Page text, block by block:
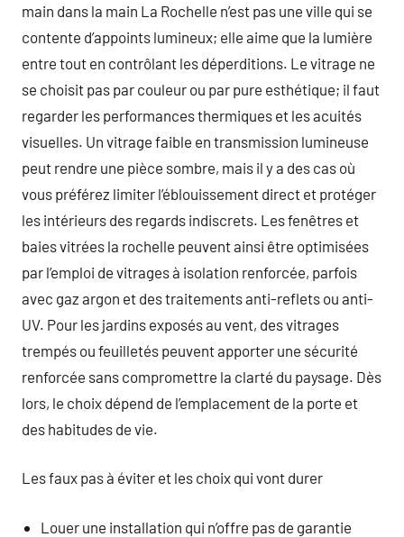
main dans la main La Rochelle n’est pas une ville qui se
contente d’appoints lumineux; elle aime que la lumière
entre tout en contrôlant les déperditions. Le vitrage ne
se choisit pas par couleur ou par pure esthétique; il faut
regarder les performances thermiques et les acuités
visuelles. Un vitrage faible en transmission lumineuse
peut rendre une pièce sombre, mais il y a des cas où
vous préférez limiter l’éblouissement direct et protéger
les intérieurs des regards indiscrets. Les fenêtres et
baies vitrées la rochelle peuvent ainsi être optimisées
par l’emploi de vitrages à isolation renforcée, parfois
avec gaz argon et des traitements anti-reflets ou anti-
UV. Pour les jardins exposés au vent, des vitrages
trempés ou feuilletés peuvent apporter une sécurité
renforcée sans compromettre la clarté du paysage. Dès
lors, le choix dépend de l’emplacement de la porte et
des habitudes de vie.
Les faux pas à éviter et les choix qui vont durer
Louer une installation qui n’offre pas de garantie